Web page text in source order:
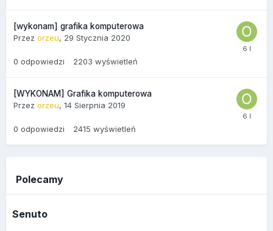
[wykonam] grafika komputerowa
Przez orzeu, 29 Stycznia 2020
0 odpowiedzi 2203 wyświetleń
[WYKONAM] Grafika komputerowa
Przez orzeu, 14 Sierpnia 2019
0 odpowiedzi 2415 wyświetleń
Polecamy
Senuto